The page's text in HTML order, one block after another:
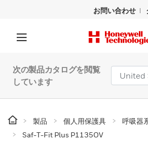
お問い合わせ
次の製品カタログを閲覧
しています
製品 個人用保護具 呼吸器
Saf-T-Fit Plus P1135OV